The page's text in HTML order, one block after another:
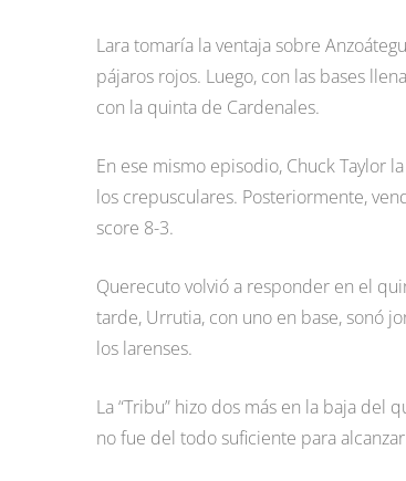
Lara tomaría la ventaja sobre
pájaros rojos. Luego, con las bases
con la quinta de Cardenales.
En ese mismo episodio, Chuck Taylor
los crepusculares. Posteriormente,
score 8-3.
Querecuto volvió a responder en el
tarde, Urrutia, con uno en base, sonó
los larenses.
La “Tribu” hizo dos más en la baja
no fue del todo suficiente para